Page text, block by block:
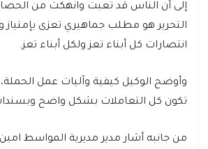
إلى أن الناس قد تعبت وانهكت من
التحرير هو مطلب جماهيري تعزى بإمتياز
انتصارات كل أبناء تعز ولكل أبناء تعز.
وأوضح الوكيل كيفية وآليات عمل
تكون كل التعاملات بشكل واضح
من جانبه أشار مدير مديرية المواسط